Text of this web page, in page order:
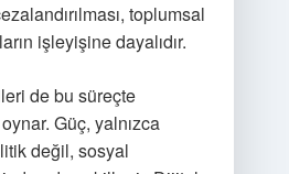
toplumsal
işleyişine dayalıdır.
de bu süreçte
Güç, yalnızca
değil, sosyal